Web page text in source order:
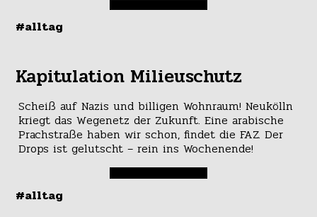
#alltag
Kapitulation Milieuschutz
Scheiß auf Nazis und billigen Wohnraum! Neukölln
kriegt das Wegenetz der Zukunft. Eine arabische
Prachstraße haben wir schon, findet die FAZ. Der
Drops ist gelutscht – rein ins Wochenende!
#alltag